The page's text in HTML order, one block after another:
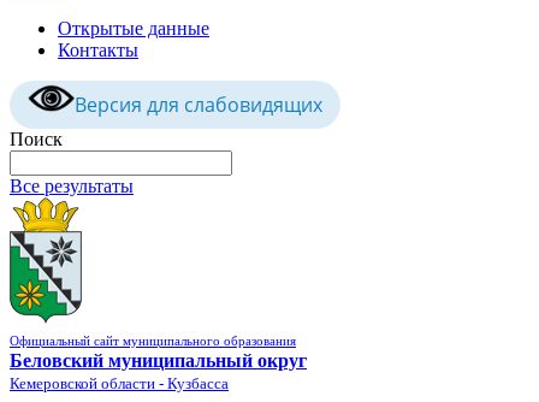
Открытые данные
Контакты
Версия для слабовидящих
Поиск
Все результаты
Официальный сайт муниципального образования
Беловский муниципальный округ
Кемеровской области - Кузбасса